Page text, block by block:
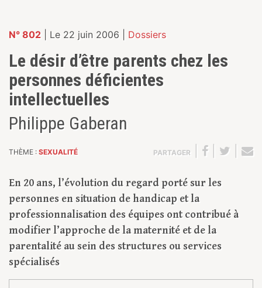
N° 802 | Le 22 juin 2006 | Dossiers
Le désir d’être parents chez les
personnes déficientes
intellectuelles
Philippe Gaberan
THÈME : SEXUALITÉ PARTAGER
En 20 ans, l’évolution du regard porté sur les
personnes en situation de handicap et la
professionnalisation des équipes ont contribué à
modifier l’approche de la maternité et de la
parentalité au sein des structures ou services
spécialisés